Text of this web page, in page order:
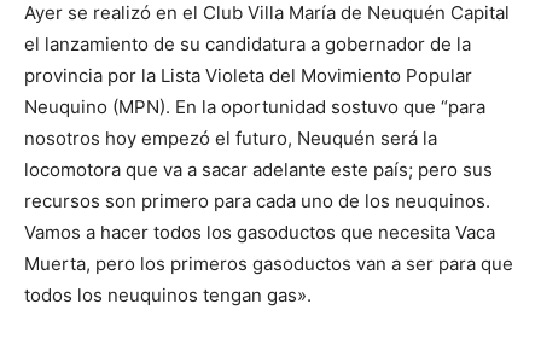
Ayer se realizó en el Club Villa María de Neuquén Capital
el lanzamiento de su candidatura a gobernador de la
provincia por la Lista Violeta del Movimiento Popular
Neuquino (MPN). En la oportunidad sostuvo que “para
nosotros hoy empezó el futuro, Neuquén será la
locomotora que va a sacar adelante este país; pero sus
recursos son primero para cada uno de los neuquinos.
Vamos a hacer todos los gasoductos que necesita Vaca
Muerta, pero los primeros gasoductos van a ser para que
todos los neuquinos tengan gas».